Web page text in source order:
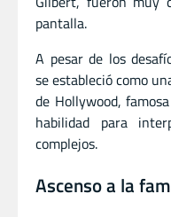
pantalla.
A pesar de los
se estableció como
de Hollywood,
habilidad para
complejos.
Ascenso a la